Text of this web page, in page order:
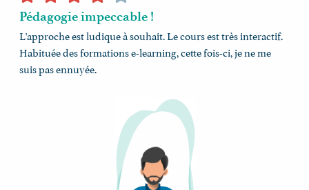
Pédagogie impeccable !
L'approche est ludique à souhait. Le cours est très interactif.
Habituée des formations e-learning, cette fois-ci, je ne me
suis pas ennuyée.